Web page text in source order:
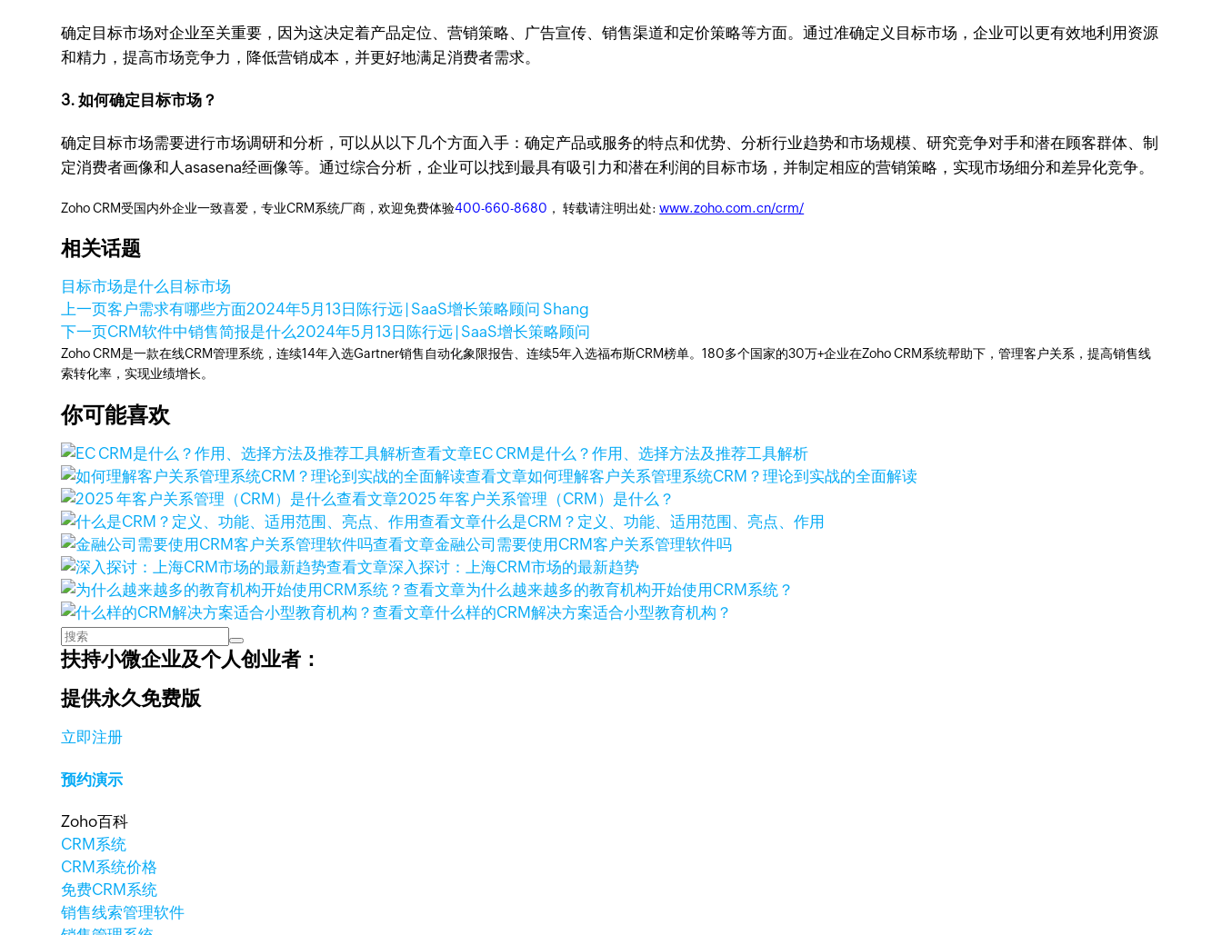
确定目标市场对企业至关重要，因为这决定着产品定位、营销策略、广告宣传、销售渠道和定价策略等方面。通过准确定义目标市场，企业可以更有效地利用资源
和精力，提高市场竞争力，降低营销成本，并更好地满足消费者需求。
3. 如何确定目标市场？
确定目标市场需要进行市场调研和分析，可以从以下几个方面入手：确定产品或服务的特点和优势、分析行业趋势和市场规模、研究竞争对手和潜在顾客群体、制
定消费者画像和人asasena经画像等。通过综合分析，企业可以找到最具有吸引力和潜在利润的目标市场，并制定相应的营销策略，实现市场细分和差异化竞争。
Zoho CRM受国内外企业一致喜爱，专业CRM系统厂商，欢迎免费体验400-660-8680 ， 转载请注明出处:www.zoho.com.cn/crm/
相关话题
目标市场是什么目标市场
上一页客户需求有哪些方面2024年5月13日 陈行远 | SaaS增长策略顾问 Shang
下一页CRM软件中销售简报是什么2024年5月13日 陈行远 | SaaS增长策略顾问
Zoho CRM是一款在线CRM管理系统，连续14年入选Gartner销售自动化象限报告、连续5年入选福布斯CRM榜单。180多个国家的30万+企业在Zoho CRM系统帮助下，管理客户关系，提高销售线
索转化率，实现业绩增长。
你可能喜欢
查看文章EC CRM是什么？作用、选择方法及推荐工具解析
查看文章如何理解客户关系管理系统CRM？理论到实战的全面解读
查看文章2025 年客户关系管理（CRM）是什么？
查看文章什么是CRM？定义、功能、适用范围、亮点、作用
查看文章金融公司需要使用CRM客户关系管理软件吗
查看文章深入探讨：上海CRM市场的最新趋势
查看文章为什么越来越多的教育机构开始使用CRM系统？
查看文章什么样的CRM解决方案适合小型教育机构？
扶持小微企业及个人创业者：
提供永久免费版
立即注册
预约演示
Zoho百科
CRM系统
CRM系统价格
免费CRM系统
销售线索管理软件